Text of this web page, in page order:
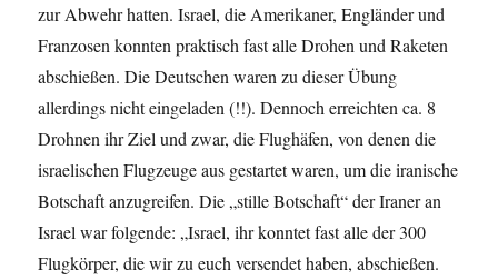
zur Abwehr hatten. Israel, die Amerikaner, Engländer und
Franzosen konnten praktisch fast alle Drohen und Raketen
abschießen. Die Deutschen waren zu dieser Übung
allerdings nicht eingeladen (!!). Dennoch erreichten ca. 8
Drohnen ihr Ziel und zwar, die Flughäfen, von denen die
israelischen Flugzeuge aus gestartet waren, um die iranische
Botschaft anzugreifen. Die „stille Botschaft“ der Iraner an
Israel war folgende: „Israel, ihr konntet fast alle der 300
Flugkörper, die wir zu euch versendet haben, abschießen.